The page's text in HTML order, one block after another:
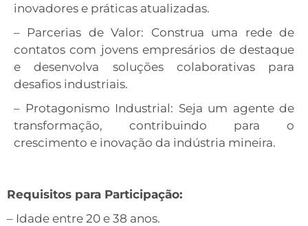
inovadores e práticas atualizadas.
– Parcerias de Valor: Construa uma rede de
contatos com jovens empresários de destaque
e desenvolva soluções colaborativas para
desafios industriais.
– Protagonismo Industrial: Seja um agente de
transformação, contribuindo para o
crescimento e inovação da indústria mineira.
Requisitos para Participação:
– Idade entre 20 e 38 anos.